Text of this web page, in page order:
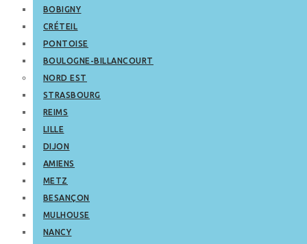
BOBIGNY
CRÉTEIL
PONTOISE
BOULOGNE-BILLANCOURT
NORD EST
STRASBOURG
REIMS
LILLE
DIJON
AMIENS
METZ
BESANÇON
MULHOUSE
NANCY